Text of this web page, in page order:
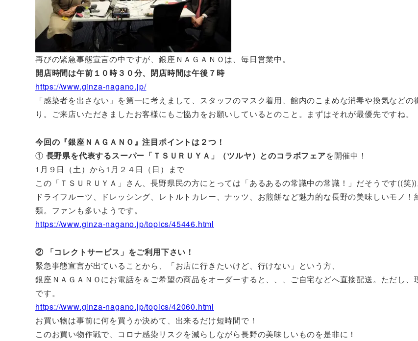
再びの緊急事態宣言の中ですが、銀座ＮＡＧＡＮＯは、毎日営業中。
開店時間は午前１０時３０分、閉店時間は午後７時
https://www.ginza-nagano.jp/
「感染者を出さない」を第一に考えまして、スタッフのマスク着用、館内のこまめな消毒や換気などの
り。ご来店いただきましたお客様にもご協力をお願いしているとのこと。まずはそれが最優先ですね。
今回の『銀座ＮＡＧＡＮＯ』注目ポイントは２つ！
① 長野県を代表するスーパー「ＴＳＵＲＵＹＡ」（ツルヤ）とのコラボフェアを開催中！
1月９日（土）から1月２４日（日）まで
この「ＴＳＵＲＵＹＡ」さん、長野県民の方にとっては「あるあるの常識中の常識！」だそうです((笑))
ドライフルーツ、ドレッシング、レトルトカレー、ナッツ、お煎餅など魅力的な長野の美味しいモノ！
類。ファンも多いようです。
https://www.ginza-nagano.jp/topics/45446.html
② 「コレクトサービス」をご利用下さい！
緊急事態宣言が出ていることから、「お店に行きたいけど、行けない」という方、
銀座ＮＡＧＡＮＯにお電話を＆ご希望の商品をオーダーすると、、、ご自宅などへ直接配送。ただし、
です。
https://www.ginza-nagano.jp/topics/42060.html
お買い物は事前に何を買うか決めて、出来るだけ短時間で！
このお買い物作戦で、コロナ感染リスクを減らしながら長野の美味しいものを是非に！